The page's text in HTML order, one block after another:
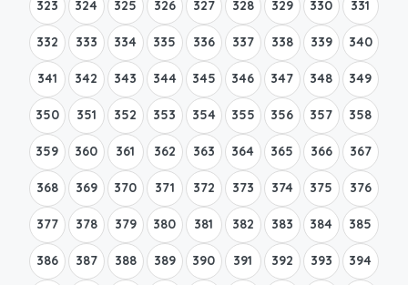
323 324 325 326 327 328 329 330 331
332 333 334 335 336 337 338 339 340
341 342 343 344 345 346 347 348 349
350 351 352 353 354 355 356 357 358
359 360 361 362 363 364 365 366 367
368 369 370 371 372 373 374 375 376
377 378 379 380 381 382 383 384 385
386 387 388 389 390 391 392 393 394